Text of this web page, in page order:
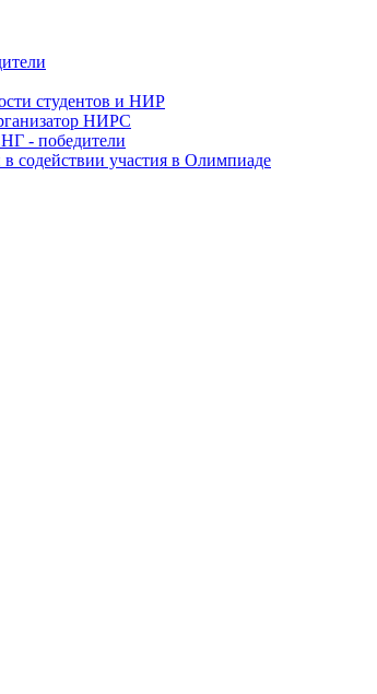
студентов и НИР
НИРС
- победители
содействии участия в Олимпиаде